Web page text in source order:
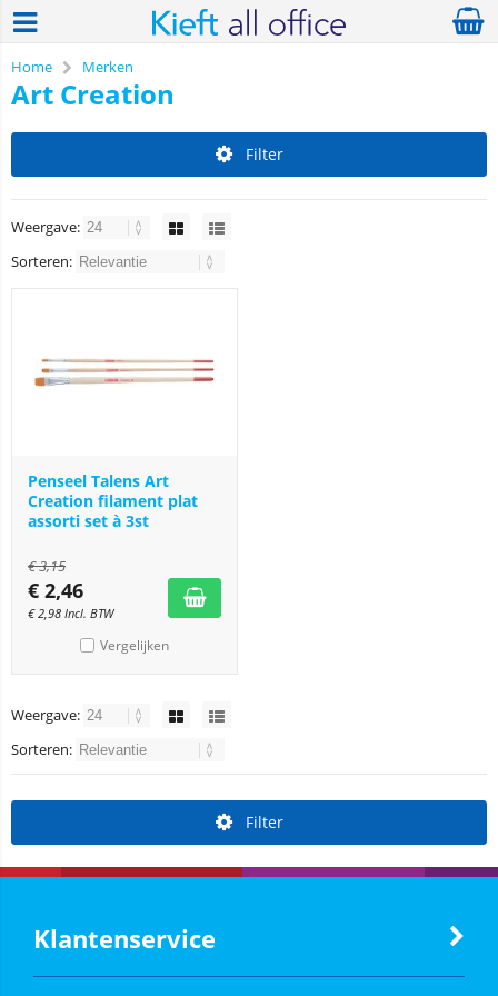
Home Merken
Art Creation
Filter
Weergave:
Sorteren:
Penseel Talens Art
Creation filament plat
assorti set à 3st
€3,15
€ 2,46
€2,98 Incl. BTW
Vergelijken
Weergave:
Sorteren:
Filter
Klantenservice